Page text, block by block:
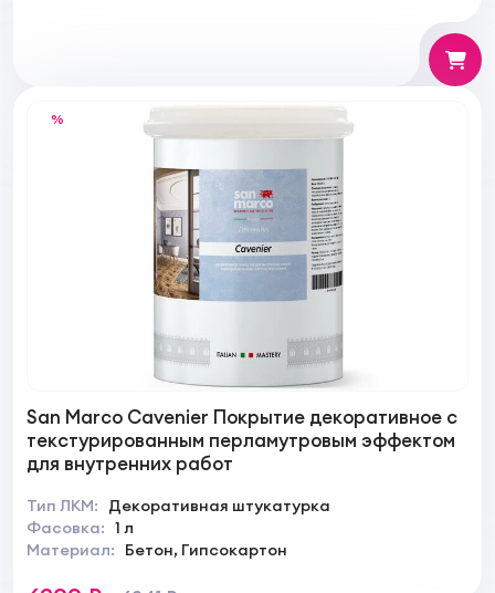
%
San Marco Cavenier Покрытие декоративное с
текстурированным перламутровым эффектом
для внутренних работ
Тип ЛКМ:
Декоративная штукатурка
Фасовка: 1 л
Материал:
Бетон, Гипсокартон